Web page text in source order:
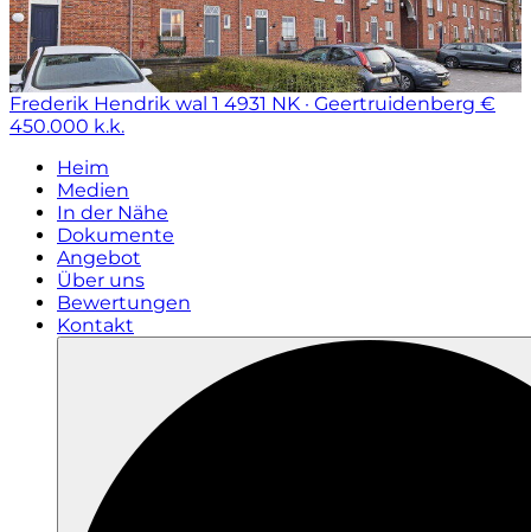
Frederik Hendrik wal 1 4931 NK · Geertruidenberg €
450.000 k.k.
Heim
Medien
In der Nähe
Dokumente
Angebot
Über uns
Bewertungen
Kontakt